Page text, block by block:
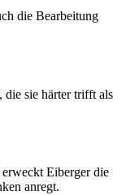
die Bearbeitung
die sie härter trifft als
Eiberger die
anregt.